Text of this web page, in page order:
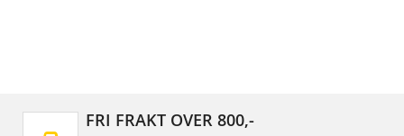
FRI FRAKT OVER 800,-